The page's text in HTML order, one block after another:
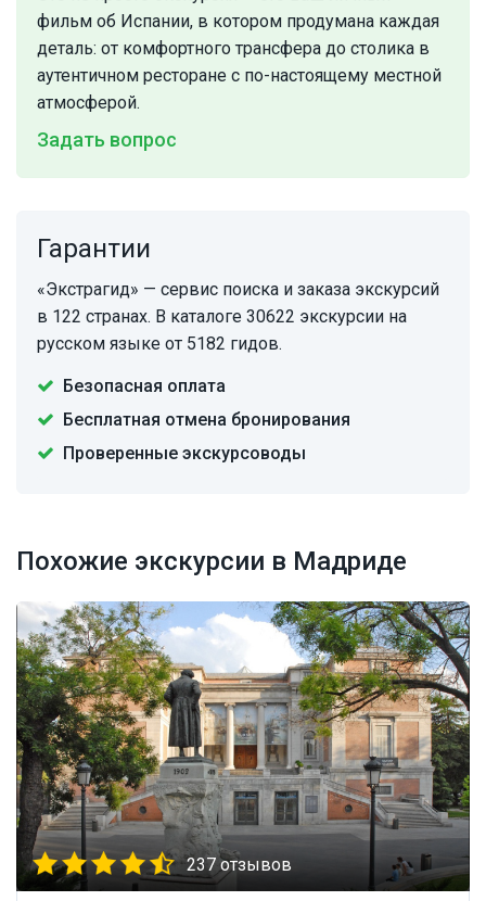
фильм об Испании, в котором продумана каждая
деталь: от комфортного трансфера до столика в
аутентичном ресторане с по-настоящему местной
атмосферой.
Задать вопрос
Гарантии
«Экстрагид» — сервис поиска и заказа экскурсий
в 122 странах. В каталоге 30622 экскурсии на
русском языке от 5182 гидов.
Безопасная оплата
Бесплатная отмена бронирования
Проверенные экскурсоводы
Похожие экскурсии в Мадриде
237 отзывов